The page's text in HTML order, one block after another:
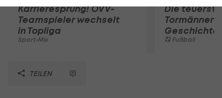
Karrieresprung! ÖVV-
Teamspieler wechselt
in Topliga
Sport-Mix
Die
Tormänner
Geschichte
Fußball
TEILEN